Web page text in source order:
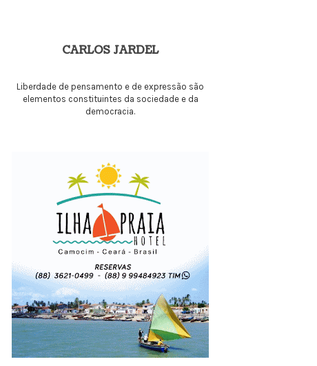
CARLOS JARDEL
Liberdade de pensamento e de expressão são
elementos constituintes da sociedade e da
democracia.